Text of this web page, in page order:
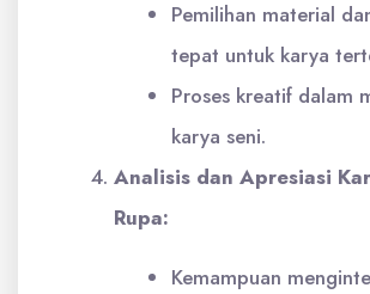
Pemilihan material
tepat untuk karya
Proses kreatif dalam
karya seni.
Analisis dan Apresiasi
Rupa:
Kemampuan